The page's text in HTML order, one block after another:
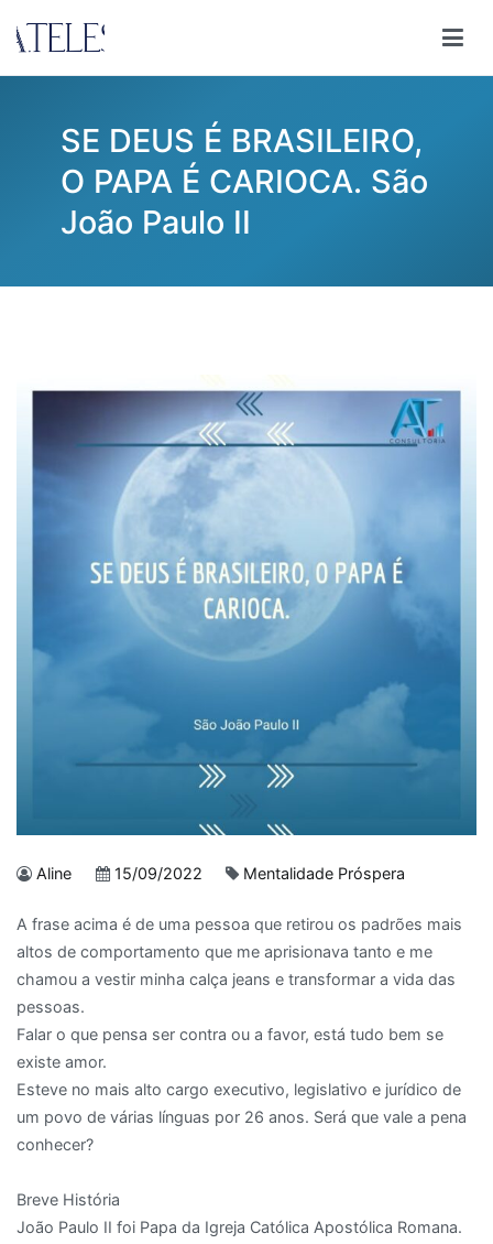
para
SE DEUS É BRASILEIRO,
O PAPA É CARIOCA. São
João Paulo II
Aline 15/09/2022 Mentalidade Próspera
A frase acima é de uma pessoa que retirou os padrões mais
altos de comportamento que me aprisionava tanto e me
chamou a vestir minha calça jeans e transformar a vida das
pessoas.
Falar o que pensa ser contra ou a favor, está tudo bem se
existe amor.
Esteve no mais alto cargo executivo, legislativo e jurídico de
um povo de várias línguas por 26 anos. Será que vale a pena
conhecer?
Breve História
João Paulo II foi Papa da Igreja Católica Apostólica Romana.